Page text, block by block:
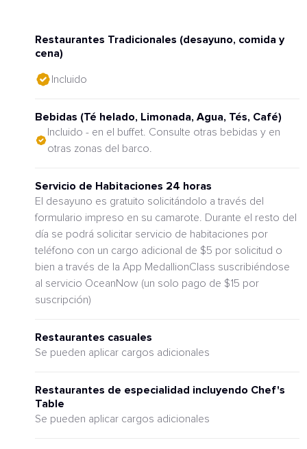
Restaurantes Tradicionales (desayuno, comida y
cena)
Incluido
Bebidas (Té helado, Limonada, Agua, Tés, Café)
Incluido - en el buffet. Consulte otras bebidas y en
otras zonas del barco.
Servicio de Habitaciones 24 horas
El desayuno es gratuito solicitándolo a través del
formulario impreso en su camarote. Durante el resto del
día se podrá solicitar servicio de habitaciones por
teléfono con un cargo adicional de $5 por solicitud o
bien a través de la App MedallionClass suscribiéndose
al servicio OceanNow (un solo pago de $15 por
suscripción)
Restaurantes casuales
Se pueden aplicar cargos adicionales
Restaurantes de especialidad incluyendo Chef's
Table
Se pueden aplicar cargos adicionales